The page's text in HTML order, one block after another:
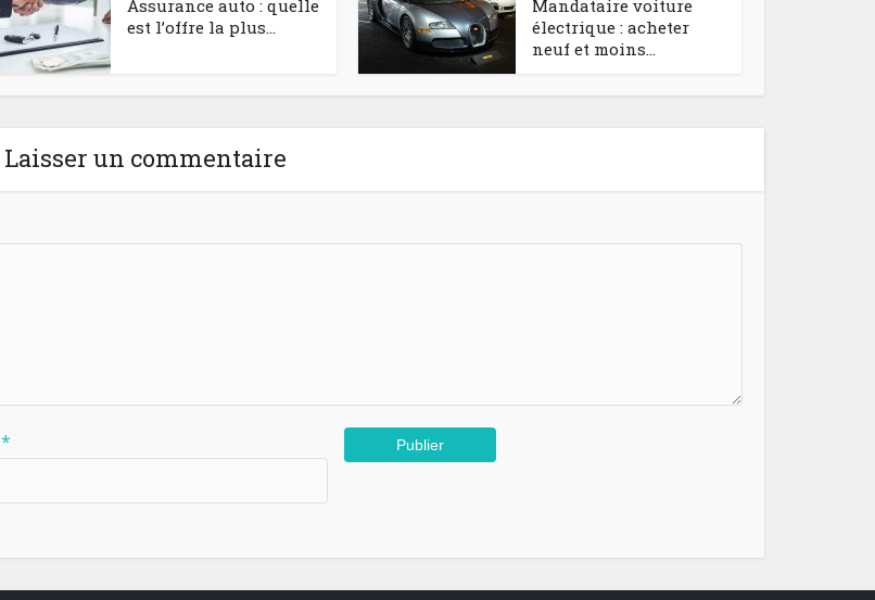
Assurance auto : quelle
est l’offre la plus...
Mandataire voiture
électrique : acheter
neuf et moins...
Laisser un commentaire
*